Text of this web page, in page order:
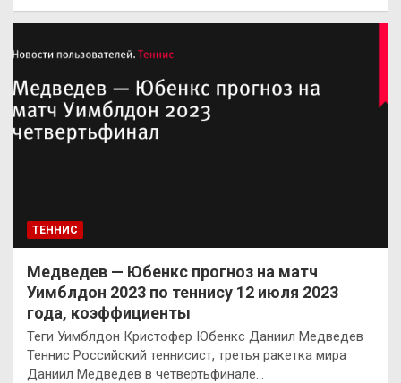
ТЕННИС
Медведев — Юбенкс прогноз на матч
Уимблдон 2023 по теннису 12 июля 2023
года, коэффициенты
Теги Уимблдон Кристофер Юбенкс Даниил Медведев
Теннис Российский теннисист, третья ракетка мира
Даниил Медведев в четвертьфинале…